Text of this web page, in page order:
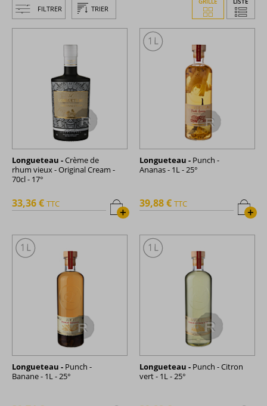
FILTRER TRIER
Longueteau -Crème de
rhum vieux - Original Cream -
70cl - 17°
+
33,36 € TTC
Longueteau - Punch -
Ananas - 1L - 25°
+
39,88 € TTC
Longueteau - Punch -
Banane - 1L - 25°
Longueteau - Punch - Citron
vert - 1L - 25°